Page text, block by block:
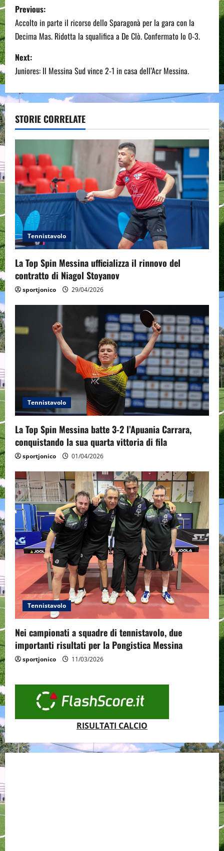
P
o
s
t
n
a
v
i
g
a
t
i
o
n
Previous:
Accolto in parte il ricorso dello Sparagonà per la gara con la
Decima Mas. Ridotta la squalifica a De Clò. Confermato lo 0-3.
Next:
Juniores: Il Messina Sud vince 2-1 in casa dell’Acr Messina.
STORIE CORRELATE
Tennistavolo
La Top Spin Messina ufficializza il rinnovo del
contratto di Niagol Stoyanov
sportjonico 29/04/2026
Tennistavolo
La Top Spin Messina batte 3-2 l’Apuania Carrara,
conquistando la sua quarta vittoria di fila
sportjonico 01/04/2026
Tennistavolo
Nei campionati a squadre di tennistavolo, due
importanti risultati per la Pongistica Messina
sportjonico 11/03/2026
RISULTATI CALCIO